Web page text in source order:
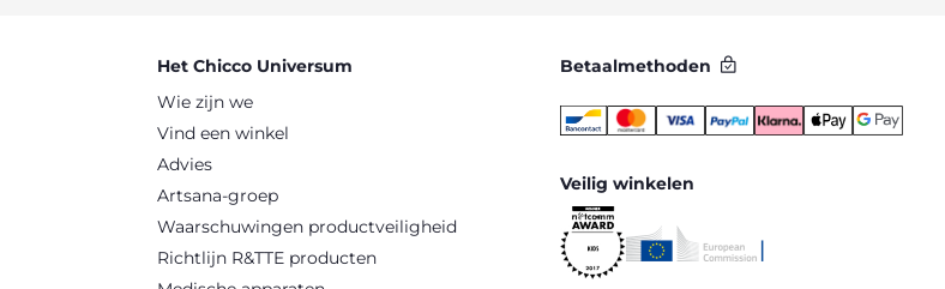
Het Chicco Universum
Wie zijn we
Vind een winkel
Advies
Artsana-groep
Waarschuwingen productveiligheid
Richtlijn R&TTE producten
Betaalmethoden
Veilig winkelen